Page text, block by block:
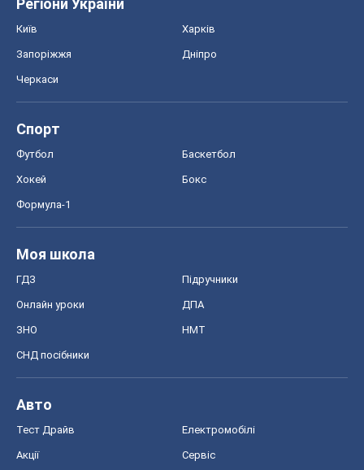
Регіони України
Київ Харків
Запоріжжя Дніпро
Черкаси
Спорт
Футбол Баскетбол
Хокей Бокс
Формула-1
Моя школа
ГДЗ Підручники
Онлайн уроки ДПА
ЗНО НМТ
СНД посібники
Авто
Тест Драйв Електромобілі
Акції Сервіс